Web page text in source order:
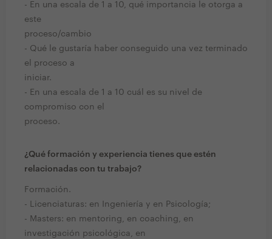
- En una escala de 1 a 10, qué importancia le otorga a
este
proceso/cambio
- Qué le gustaría haber conseguido una vez terminado
el proceso a
iniciar.
- En una escala de 1 a 10 cuál es su nivel de
compromiso con el
proceso.
¿Qué formación y experiencia tienes que estén
relacionadas con tu trabajo?
Formación.
- Licenciaturas: en Ingeniería y en Psicología;
- Masters: en mentoring, en coaching, en
investigación psicológica, en